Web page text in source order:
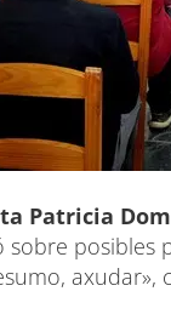
Patricia
axudar»,